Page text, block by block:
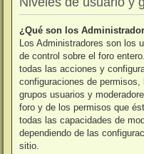
¿Qué son los
Los Administradores son los
de control sobre el foro
todas las acciones y
configuraciones de
grupos usuarios y
foro y de los permisos que
todas las capacidades de
dependiendo de las
sitio.